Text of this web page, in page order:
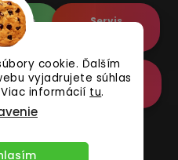
cookie. Ďalším
vyjadrujete súhlas
informácií tu.
Servis
Online
Reklamácia
Všetky práva vyhradené.